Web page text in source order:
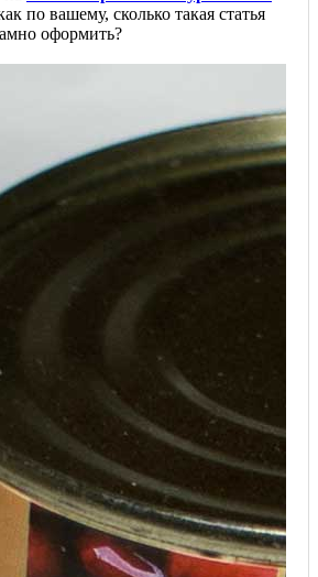
по вашему, сколько такая статья
оформить?